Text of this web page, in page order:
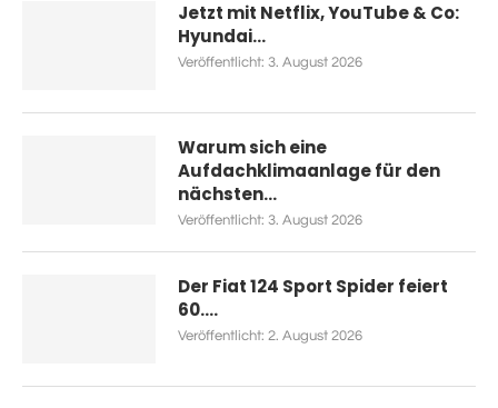
Jetzt mit Netflix, YouTube & Co:
Hyundai...
Veröffentlicht: 3. August 2026
Warum sich eine
Aufdachklimaanlage für den
nächsten...
Veröffentlicht: 3. August 2026
Der Fiat 124 Sport Spider feiert
60....
Veröffentlicht: 2. August 2026